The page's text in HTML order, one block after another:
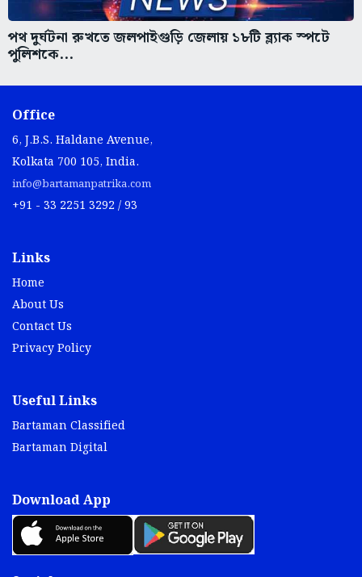
পথ দুর্ঘটনা রুখতে জলপাইগুড়ি জেলায় ১৮টি ব্ল্যাক স্পটে
পুলিশকে...
Office
6, J.B.S. Haldane Avenue,
Kolkata 700 105, India.
info@bartamanpatrika.com
+91 - 33 2251 3292 / 93
Links
Home
About Us
Contact Us
Privacy Policy
Useful Links
Bartaman Classified
Bartaman Digital
Download App